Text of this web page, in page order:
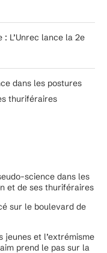
L’Unrec lance la 2e
dans les postures
thuriféraires
science dans les
et de ses thuriféraires
sur le boulevard de
jeunes et l’extrémisme
prend le pas sur la